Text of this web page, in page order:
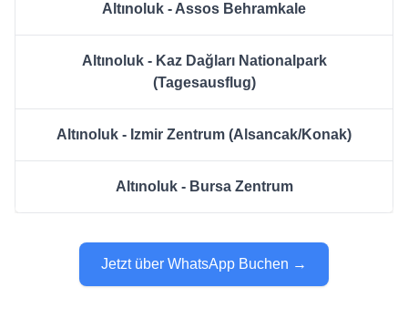
Altınoluk - Assos Behramkale
Altınoluk - Kaz Dağları Nationalpark
(Tagesausflug)
Altınoluk - Izmir Zentrum (Alsancak/Konak)
Altınoluk - Bursa Zentrum
Jetzt über WhatsApp Buchen →